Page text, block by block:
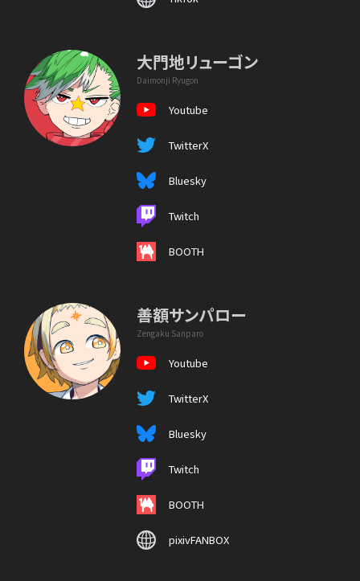
大門地リューゴン
Daimonji Ryugon
Youtube
TwitterX
Bluesky
Twitch
BOOTH
善額サンパロー
Zengaku Sanparo
Youtube
TwitterX
Bluesky
Twitch
BOOTH
pixivFANBOX